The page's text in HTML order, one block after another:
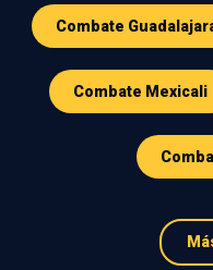
Combate
Combate Mexicali